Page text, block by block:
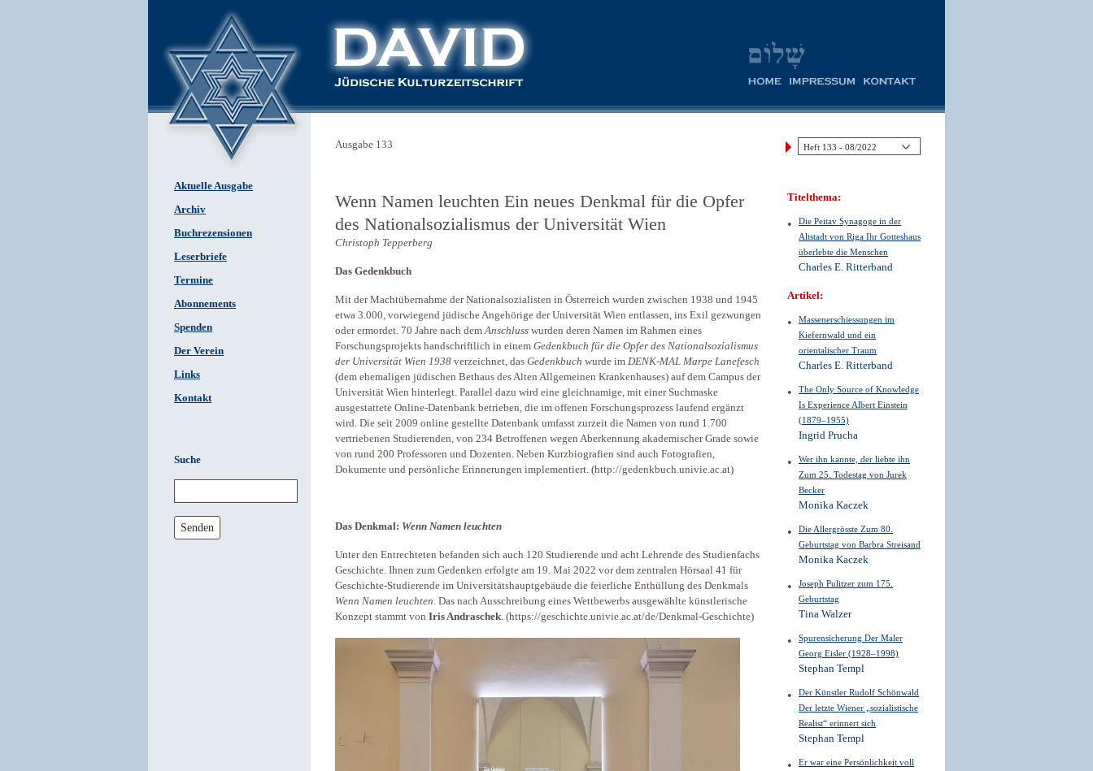
Aktuelle Ausgabe
Archiv
Buchrezensionen
Leserbriefe
Termine
Abonnements
Spenden
Der Verein
Links
Kontakt
Suche
Senden
Ausgabe 133
Wenn Namen leuchten Ein neues Denkmal für die Opfer
des Nationalsozialismus der Universität Wien
Christoph Tepperberg
Das Gedenkbuch
Mit der Machtübernahme der Nationalsozialisten in Österreich wurden zwischen 1938 und 1945
etwa 3.000, vorwiegend jüdische Angehörige der Universität Wien entlassen, ins Exil gezwungen
oder ermordet. 70 Jahre nach demAnschluss wurden deren Namen im Rahmen eines
Forschungsprojekts handschriftlich in einem Gedenkbuch für die Opfer des Nationalsozialismus
der Universität Wien 1938 verzeichnet, das Gedenkbuch wurde im DENK-MAL Marpe Lanefesch
(dem ehemaligen jüdischen Bethaus des Alten Allgemeinen Krankenhauses) auf dem Campus der
Universität Wien hinterlegt. Parallel dazu wird eine gleichnamige, mit einer Suchmaske
ausgestattete Online-Datenbank betrieben, die im offenen Forschungsprozess laufend ergänzt
wird. Die seit 2009 online gestellte Datenbank umfasst zurzeit die Namen von rund 1.700
vertriebenen Studierenden, von 234 Betroffenen wegen Aberkennung akademischer Grade sowie
von rund 200 Professoren und Dozenten. Neben Kurzbiografien sind auch Fotografien,
Dokumente und persönliche Erinnerungen implementiert. (http://gedenkbuch.univie.ac.at)
Das Denkmal: Wenn Namen leuchten
Unter den Entrechteten befanden sich auch 120 Studierende und acht Lehrende des Studienfachs
Geschichte. Ihnen zum Gedenken erfolgte am 19. Mai 2022 vor dem zentralen Hörsaal 41 für
Geschichte-Studierende im Universitätshauptgebäude die feierliche Enthüllung des Denkmals
Wenn Namen leuchten. Das nach Ausschreibung eines Wettbewerbs ausgewählte künstlerische
Konzept stammt von Iris Andraschek. (https://geschichte.univie.ac.at/de/Denkmal-Geschichte)
Titelthema:
Die Peitav Synagoge in der
Altstadt von Riga Ihr Gotteshaus
überlebte die Menschen
Charles E. Ritterband
Artikel:
Massenerschiessungen im
Kiefernwald und ein
orientalischer Traum
Charles E. Ritterband
The Only Source of Knowledge
Is Experience Albert Einstein
(1879–1955)
Ingrid Prucha
Wer ihn kannte, der liebte ihn
Zum 25. Todestag von Jurek
Becker
Monika Kaczek
Die Allergrösste Zum 80.
Geburtstag von Barbra Streisand
Monika Kaczek
Joseph Pulitzer zum 175.
Geburtstag
Tina Walzer
Spurensicherung Der Maler
Georg Eisler (1928–1998)
Stephan Templ
Der Künstler Rudolf Schönwald
Der letzte Wiener „sozialistische
Realist“ erinnert sich
Stephan Templ
Er war eine Persönlichkeit voll